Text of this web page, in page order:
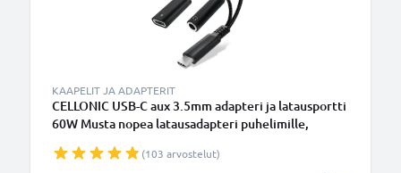
KAAPELIT JA ADAPTERIT
CELLONIC USB-C aux 3.5mm adapteri ja latausportti
60W Musta nopea latausadapteri puhelimille,
(103 arvostelut)